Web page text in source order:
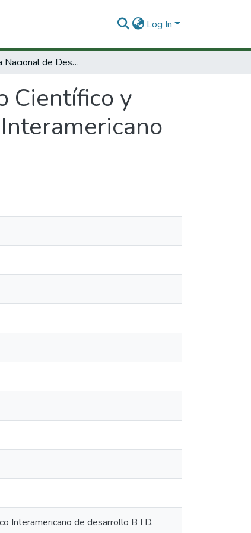
Log In
Programa Nacional de Desarrollo Científico y Tecnológico : solicitud de préstamo al Banco Interamericano de desarrollo B I D.
Científico y
Interamericano de desarrollo B I D.